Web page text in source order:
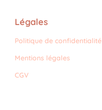
Légales
Politique de confidentialité
Mentions légales
CGV